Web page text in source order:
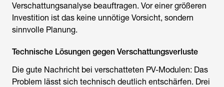
Verschattungsanalyse beauftragen. Vor einer größeren
Investition ist das keine unnötige Vorsicht, sondern
sinnvolle Planung.
Technische Lösungen gegen Verschattungsverluste
Die gute Nachricht bei verschatteten PV-Modulen: Das
Problem lässt sich technisch deutlich entschärfen. Drei